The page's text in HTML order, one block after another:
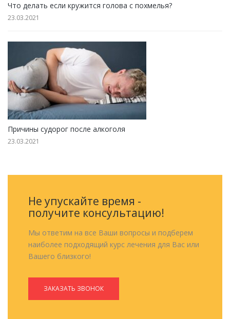
Что делать если кружится голова с похмелья?
23.03.2021
Причины судорог после алкоголя
23.03.2021
Не упускайте время -
получите консультацию!
Мы ответим на все Ваши вопросы и подберем
наиболее подходящий курс лечения для Вас или
Вашего близкого!
ЗАКАЗАТЬ ЗВОНОК